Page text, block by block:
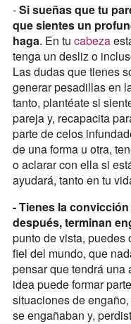
-Si sueñas que tu
que sientes un
haga. En tu cabeza
tenga un desliz o
Las dudas que tienes
generar pesadillas en
tanto, plantéate si
pareja y, recapacita
parte de celos
de una forma u otra,
o aclarar con ella si
ayudará, tanto en tu
- Tienes la
después, terminan
punto de vista, puedes
fiel del mundo, que
pensar que tendrá una
idea puede formar
situaciones de
se engañaban y,